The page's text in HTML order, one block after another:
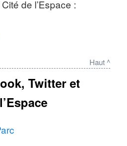
de l’Espace :
de l’Espace :
de la Cité de l’Espace :
Haut ^
Twitter et